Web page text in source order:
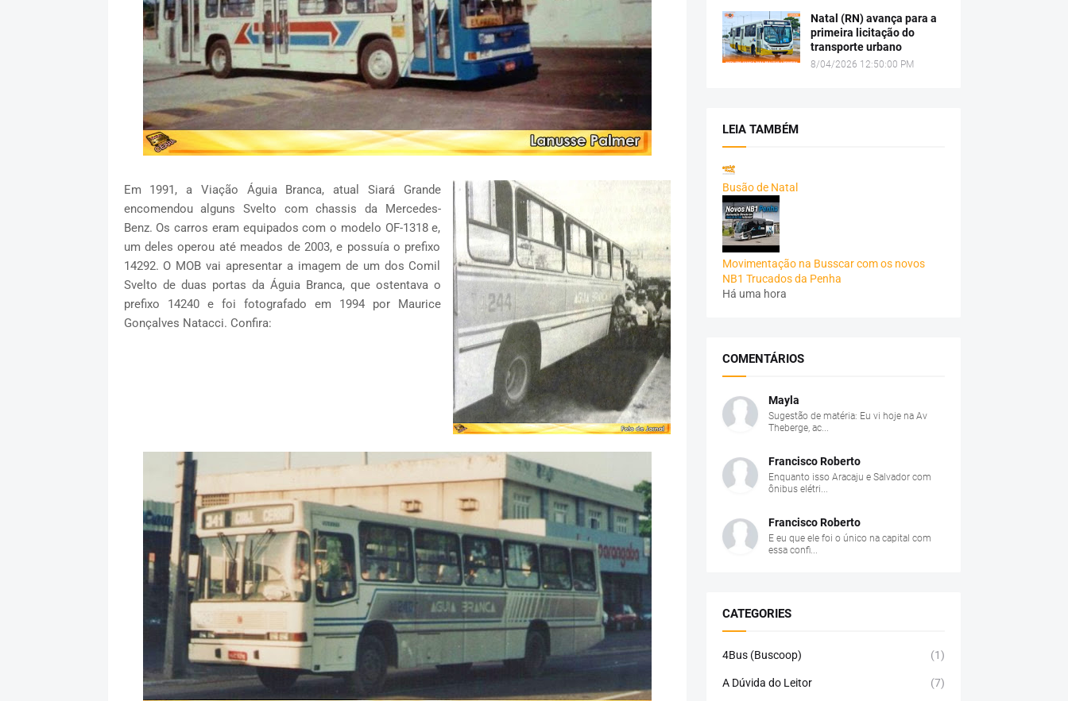
Em 1991, a Viação Águia Branca, atual Siará Grande
encomendou alguns Svelto com chassis da Mercedes-
Benz. Os carros eram equipados com o modelo OF-1318 e,
um deles operou até meados de 2003, e possuía o prefixo
14292. O MOB vai apresentar a imagem de um dos Comil
Svelto de duas portas da Águia Branca, que ostentava o
prefixo 14240 e foi fotografado em 1994 por Maurice
Gonçalves Natacci. Confira:
Natal (RN) avança para a
primeira licitação do
transporte urbano
8/04/2026 12:50:00 PM
LEIA TAMBÉM
Busão de Natal
Movimentação na Busscar com os novos
NB1 Trucados da Penha
Há uma hora
COMENTÁRIOS
Mayla
Sugestão de matéria: Eu vi hoje na Av
Theberge, ac...
Francisco Roberto
Enquanto isso Aracaju e Salvador com
ônibus elétri...
Francisco Roberto
E eu que ele foi o único na capital com
essa confi...
CATEGORIES
4Bus (Buscoop) (1)
A Dúvida do Leitor (7)